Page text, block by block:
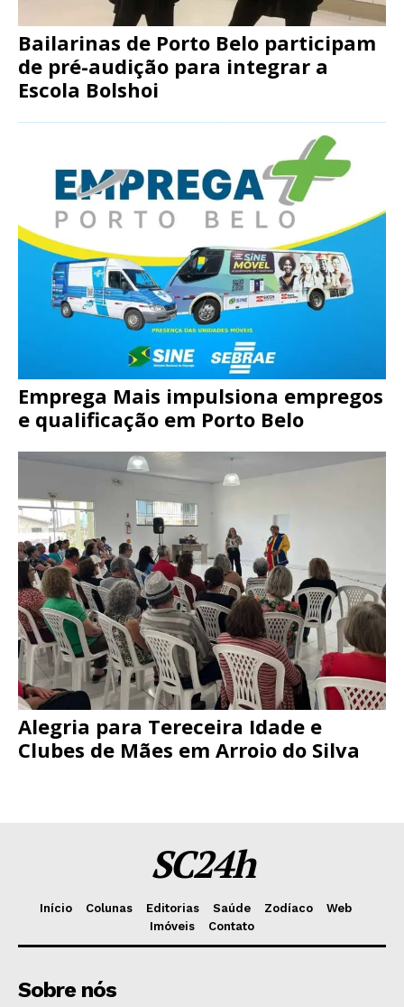
Bailarinas de Porto Belo participam
de pré-audição para integrar a
Escola Bolshoi
Emprega Mais impulsiona empregos
e qualificação em Porto Belo
Alegria para Tereceira Idade e
Clubes de Mães em Arroio do Silva
SC24h
Início Colunas Editorias Saúde Zodíaco
Web
Imóveis
Contato
Sobre nós